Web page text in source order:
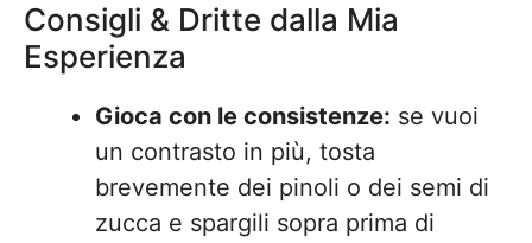
Consigli & Dritte dalla Mia
Esperienza
Gioca con le consistenze: se vuoi
un contrasto in più, tosta
brevemente dei pinoli o dei semi di
zucca e spargili sopra prima di